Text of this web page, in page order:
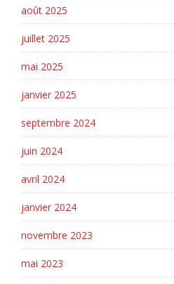
août 2025
juillet 2025
mai 2025
janvier 2025
septembre 2024
juin 2024
avril 2024
janvier 2024
novembre 2023
mai 2023